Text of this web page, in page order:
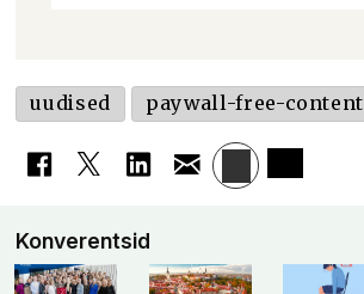
uudised paywall-free-content
Konverentsid